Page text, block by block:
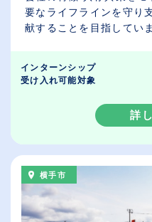
要なライフラインを守り
献することを目指してい
インターンシップ
受け入れ可能対象
詳
横手市